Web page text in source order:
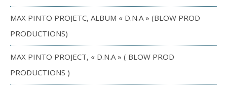
MAX PINTO PROJETC, ALBUM « D.N.A » (BLOW PROD
PRODUCTIONS)
MAX PINTO PROJECT, « D.N.A » ( BLOW PROD
PRODUCTIONS )